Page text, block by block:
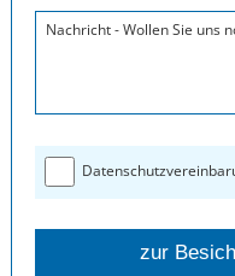
Nachricht - Wollen Sie uns